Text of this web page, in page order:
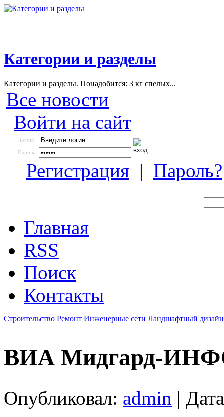
Категории и разделы
Категории и разделы. Понадобится: 3 кг спелых...
Все новости
Войти на сайт
Логин:
Пароль:
Регистрация | Пароль?
Главная
RSS
Поиск
Контакты
Строительство Ремонт Инженерные сети Ландшафтный дизайн
ВИА Мидгард-
Опубликовал: admin |